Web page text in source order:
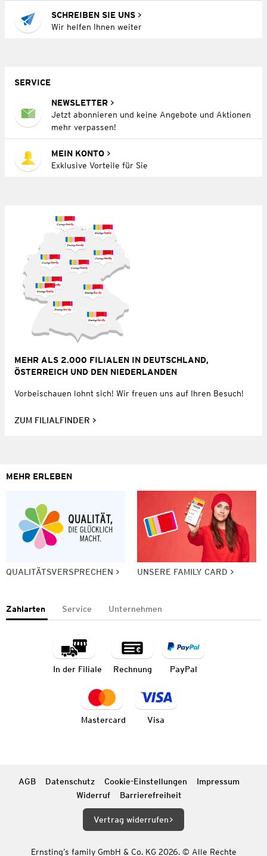
SCHREIBEN SIE UNS
Wir helfen Ihnen weiter
SERVICE
NEWSLETTER
Jetzt abonnieren und keine Angebote und Aktionen
mehr verpassen!
MEIN KONTO
Exklusive Vorteile für Sie
MEHR ALS 2.000 FILIALEN IN DEUTSCHLAND,
ÖSTERREICH UND DEN NIEDERLANDEN
Vorbeischauen lohnt sich! Wir freuen uns auf Ihren Besuch!
ZUM FILIALFINDER
MEHR ERLEBEN
QUALITÄTSVERSPRECHEN UNSERE FAMILY CARD
Zahlarten Service Unternehmen
In der Filiale Rechnung PayPal
Mastercard Visa
AGB Datenschutz Cookie-Einstellungen
Impressum
Widerruf
Barrierefreiheit
Vertrag widerrufen
Ernsting’s family GmbH & Co. KG 2026. © Alle Rechte